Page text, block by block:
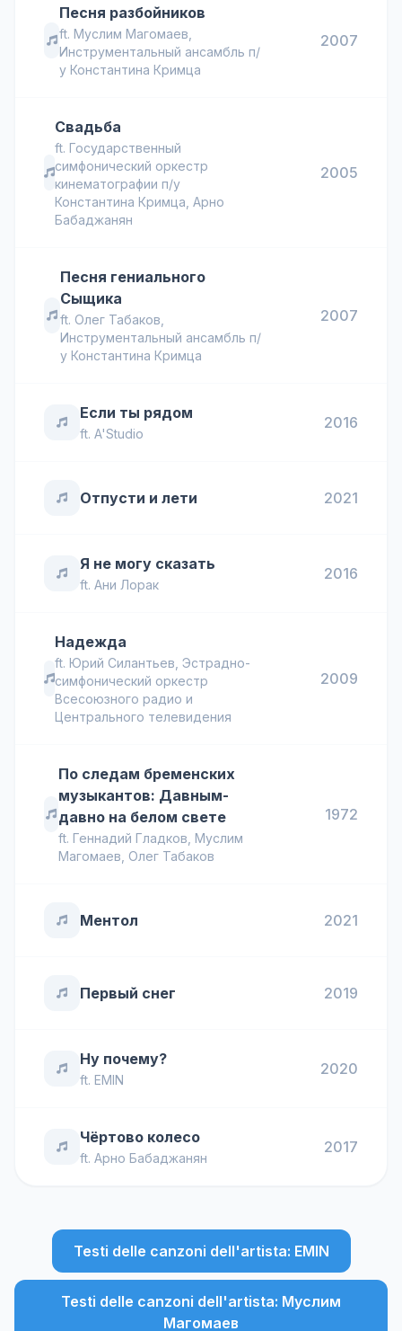
Песня разбойников
ft. Муслим Магомаев
Инструментальный ансамбль п/
у Константина Кримца
2007
Свадьба
ft.Государственный
симфонический оркестр
кинематографии п/у
Константина Кримца ,Арно
Бабаджанян
2005
Песня гениального
Сыщика
ft. Олег Табаков
Инструментальный ансамбль п/
у Константина Кримца
2007
Если ты рядом
ft. A'Studio
2016
Отпусти и лети 2021
Я не могу сказать
ft. Ани Лорак
2016
Надежда
ft.Юрий Силантьев ,Эстрадно-
симфонический оркестр
Всесоюзного радио и
Центрального телевидения
2009
По следам бременских
музыкантов: Давным-
давно на белом свете
ft. Геннадий Гладков Муслим
Магомаев Олег Табаков
1972
Ментол 2021
Первый снег 2019
Ну почему?
ft. EMIN
2020
Чёртово колесо
ft. Арно Бабаджанян
2017
Testi delle canzoni dell'artista: EMIN
Testi delle canzoni dell'artista: Муслим
Магомаев